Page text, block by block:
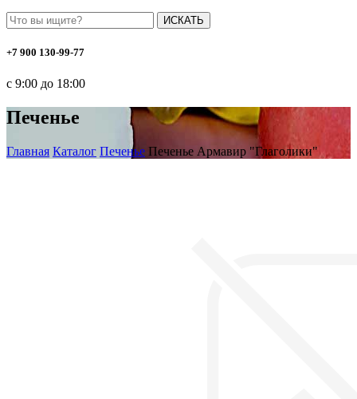
ИСКАТЬ
+7 900 130-99-77
с 9:00 до 18:00
Печенье
Главная Каталог Печенье Печенье Армавир "Глаголики"